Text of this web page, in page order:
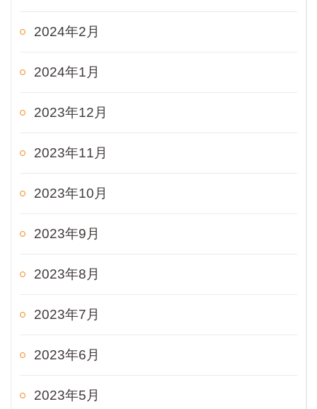
2024年2月
2024年1月
2023年12月
2023年11月
2023年10月
2023年9月
2023年8月
2023年7月
2023年6月
2023年5月